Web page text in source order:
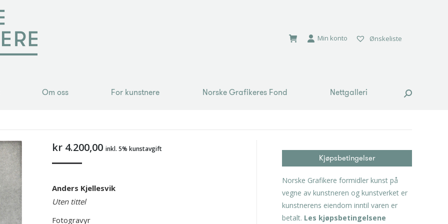
Min konto Ønskeliste
Om oss For kunstnere Norske Grafikeres Fond Nettgalleri Search:
kr4.200,00 inkl. 5% kunstavgift
Anders Kjellesvik
Uten tittel
Fotogravyr
Kjøpsbetingelser
Norske Grafikere formidler kunst på
vegne av kunstneren og kunstverket er
kunstnerens eiendom inntil varen er
betalt. Les kjøpsbetingelsene